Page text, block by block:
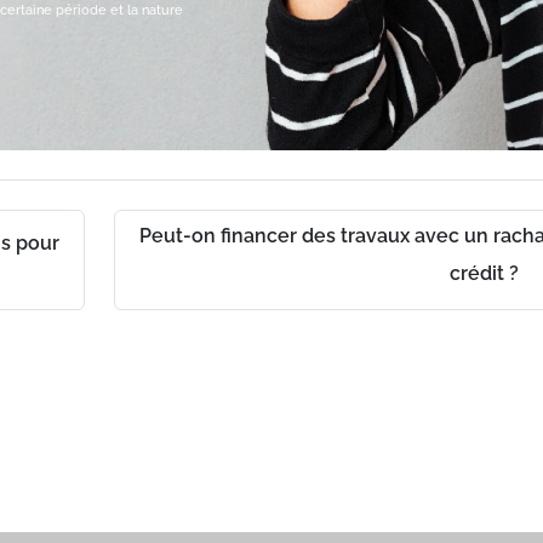
période et la nature
pour
Peut-on financer des travaux avec un
crédit ?